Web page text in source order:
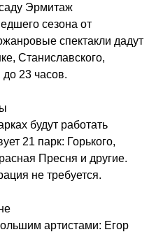
Эрмитаж
сезона от
спектакли дадут
Станиславского,
23 часов.
будут работать
21 парк: Горького,
Пресня и другие.
не требуется.
артистами: Егор